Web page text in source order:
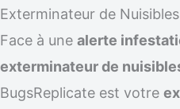
Exterminateur de
Face à une alerte
exterminateur de
BugsReplicate est votre